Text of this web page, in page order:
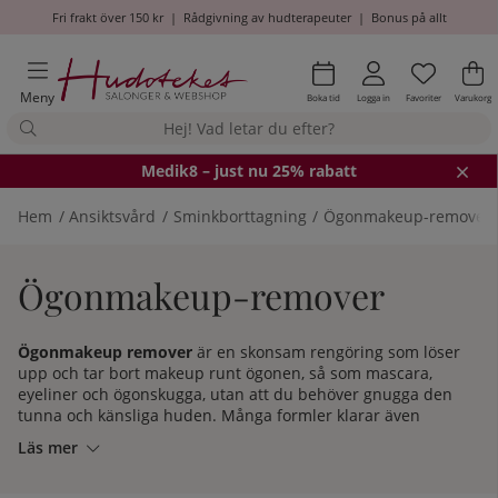
Fri frakt över 150 kr| Rådgivning av hudterapeuter| Bonus på allt
Meny Boka tid Logga in Antal i
.
Favoriter .
Varukorg
Medik8 – just nu 25% rabatt
Hem Ansiktsvård Sminkborttagning Ögonmakeup-remover
Ögonmakeup-remover
Ögonmakeup remover är en skonsam rengöring som löser
upp och tar bort makeup runt ögonen, så som mascara,
eyeliner och ögonskugga, utan att du behöver gnugga den
tunna och känsliga huden. Många formler klarar även
dig som bär kontaktlinser.
Läs mer